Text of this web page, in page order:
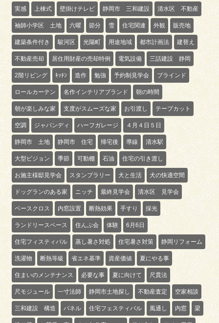
実感 上棟式 壁掛けテレビ 静岡市 三和建設 清水区 不動産
袖師小学区 土地 六曜 節分 雪 住宅関連 外観 販売地
建築条件付き 駿河区 光陽町 用途地域 都市計画法 建替え
不動産売却 居住用財産の売却特例 電気設備 三話建設 静岡
2階リビング ｷｯﾁﾝ 造作 勉強 予約制見学会 ブラインド
ロールカーテン 名作インテリアブランド 朝の時間
朝が楽しみな家 支度がスムーズな家 お引渡し テープカット
空調 ジャパンディ ハーフガレージ ４月４日５日
静岡市 土地 静岡市 住宅 帰宅後 導線 清水駅
大型ビジョン 季節 可動棚 石油 住宅の引き渡し
お施主様邸見学会 スタンプラリー 犬と生活 犬の快適空間
ドッグランのある家 ニッチ 最終見学会 清水区 見学会
ベースクロス 内窓設置 断熱効果 手すり 採光
ランドリースペース 住んぷ会 体験 6月6日
住宅フィスティバル 蒸し暑さ対処 住宅暑さ対策 静岡リフォーム
洗濯物 断熱等級 省エネ基準 資産価値 夏にやる事
住まいのメンテナンス 必要な事 夏に向けて 尺貫法
尺モジュール 一寸法師 静岡市土地探し 不動産査定 空家相談
三和建設 構造 パネル 住宅フェスティバル 風通し 内窓 梁